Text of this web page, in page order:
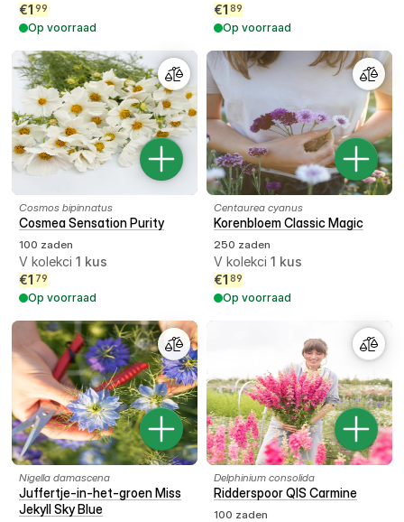
€1 99
Op voorraad
€1 89
Op voorraad
Cosmos bipinnatus
Cosmea Sensation Purity
100 zaden
V kolekci 1 kus
€1 79
Op voorraad
Centaurea cyanus
Korenbloem Classic Magic
250 zaden
V kolekci 1 kus
€1 89
Op voorraad
Nigella damascena
Juffertje-in-het-groen Miss
Jekyll Sky Blue
Delphinium consolida
Ridderspoor QIS Carmine
100 zaden